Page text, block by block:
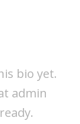
bio yet.
admin